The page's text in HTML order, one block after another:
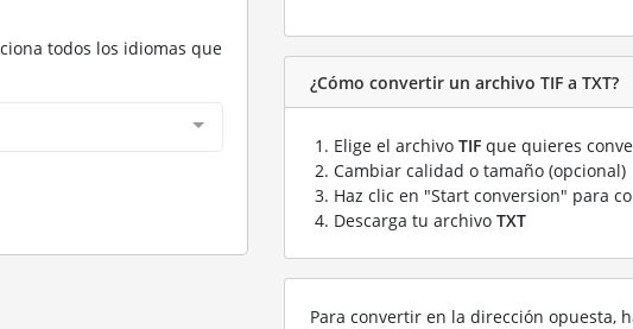
todos los idiomas que
¿Cómo convertir un archivo TIF a TXT?
Elige el archivo TIF que quieres
Cambiar calidad o tamaño (opcional)
Haz clic en "Start conversion" para
Descarga tu archivo TXT
Para convertir en la dirección opuesta,